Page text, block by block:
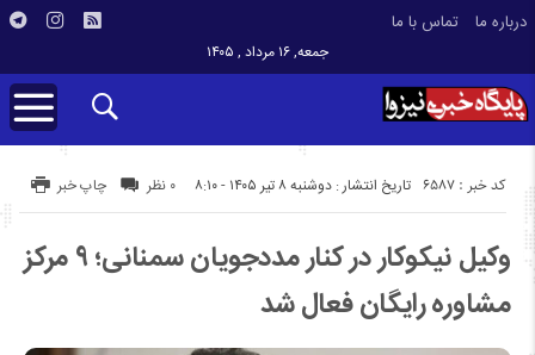
درباره ما تماس با ما
جمعه, ۱۶ مرداد , ۱۴۰۵
تاریخ انتشار : دوشنبه ۸ تیر ۱۴۰۵ - ۸:۱۰ کد خبر : 6587 چاپ خبر ۰ نظر
وکیل نیکوکار در کنار مددجویان سمنانی؛ ۹ مرکز
مشاوره رایگان فعال شد